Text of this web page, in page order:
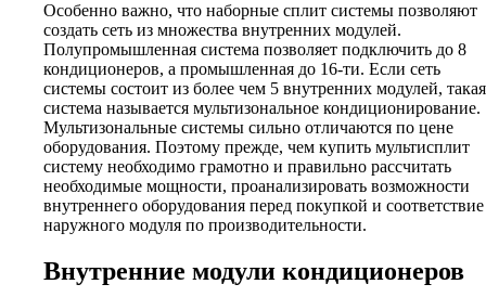
Особенно важно, что наборные сплит системы позволяют
создать сеть из множества внутренних модулей.
Полупромышленная система позволяет подключить до 8
кондиционеров, а промышленная до 16-ти. Если сеть
системы состоит из более чем 5 внутренних модулей, такая
система называется мультизональное кондиционирование.
Мультизональные системы сильно отличаются по цене
оборудования. Поэтому прежде, чем купить мультисплит
систему необходимо грамотно и правильно рассчитать
необходимые мощности, проанализировать возможности
внутреннего оборудования перед покупкой и соответствие
наружного модуля по производительности.
Внутренние модули кондиционеров